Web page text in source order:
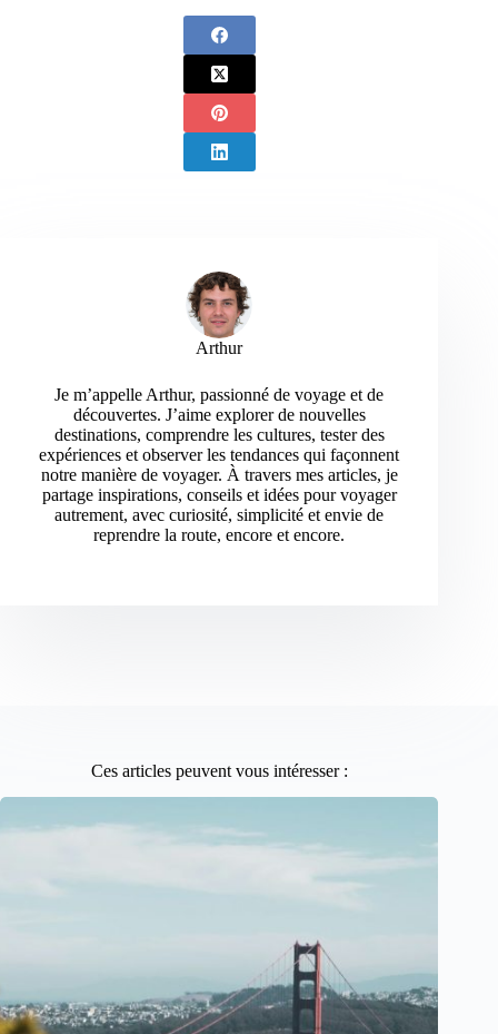
Arthur
Je m’appelle Arthur, passionné de voyage et de
découvertes. J’aime explorer de nouvelles
destinations, comprendre les cultures, tester des
expériences et observer les tendances qui façonnent
notre manière de voyager. À travers mes articles, je
partage inspirations, conseils et idées pour voyager
autrement, avec curiosité, simplicité et envie de
reprendre la route, encore et encore.
Ces articles peuvent vous intéresser :